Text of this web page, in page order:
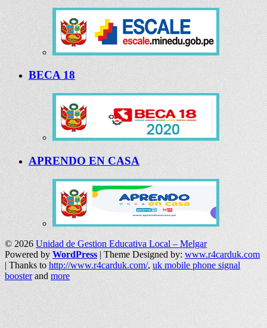
BECA 18
APRENDO EN CASA
© 2026Unidad de Gestion Educativa Local – Melgar
Powered by WordPress| Theme Designed by:www.r4carduk.com
| Thanks tohttp://www.r4carduk.com/,uk mobile phone signal
boosterandmore